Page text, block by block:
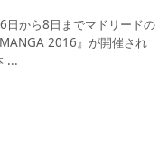
から8日までマドリードの
2016』が開催され
...